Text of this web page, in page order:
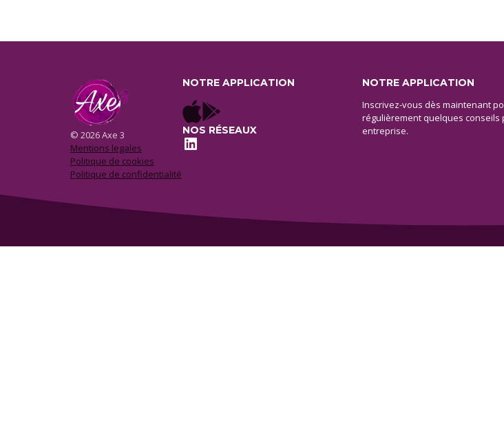
© 2026 Axe 3
Mentions legales
Politique de cookies
Politique de confidentialité
NOTRE APPLICATION
NOS RÉSEAUX
LinkedIn
NOTRE APPLICATION
Inscrivez-vous dès maintenant
régulièrement quelques conseils
entreprise.